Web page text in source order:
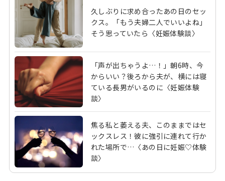
久しぶりに求め合ったあの日のセッ
クス。「もう夫婦二人でいいよね」
そう思っていたら〈妊娠体験談〉
「声が出ちゃうよ…！」朝6時、今
からいい？後ろから夫が、横には寝
ている長男がいるのに〈妊娠体験
談〉
焦る私と萎える夫、このままではセ
ックスレス！彼に強引に連れて行か
れた場所で…〈あの日に妊娠♡体験
談〉